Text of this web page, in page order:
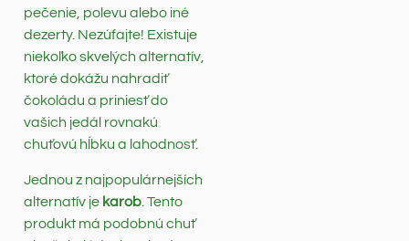
pečenie, polevu alebo iné
dezerty. Nezúfajte! Existuje
niekoľko skvelých alternatív,
ktoré dokážu nahradiť
čokoládu a priniesť do
vašich jedál rovnakú
chuťovú hĺbku a lahodnosť.
Jednou z najpopulárnejších
alternatív je karob . Tento
produkt má podobnú chuť